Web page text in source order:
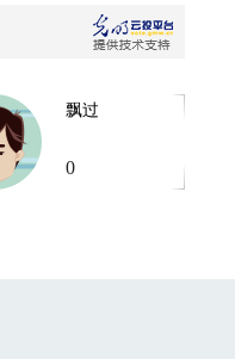
飘过
0